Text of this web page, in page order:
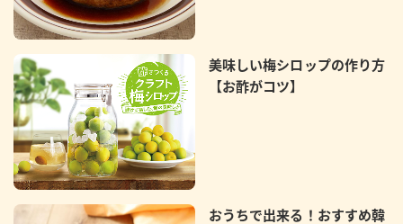
美味しい梅シロップの作り方
【お酢がコツ】
おうちで出来る！おすすめ韓